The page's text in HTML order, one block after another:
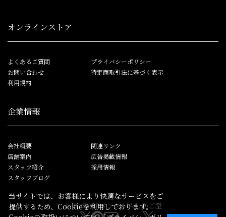
オンラインストア
よくあるご質問
お問い合わせ
利用規約
プライバシーポリシー
特定商取引法に基づく表示
企業情報
会社概要
店舗案内
スタッフ紹介
スタッフブログ
関連リンク
広告掲載情報
採用情報
シカゴレジメンタルスしかご堂
当サイトでは、お客様により快適なサービスをご
提供するため、Cookieを利用しております。